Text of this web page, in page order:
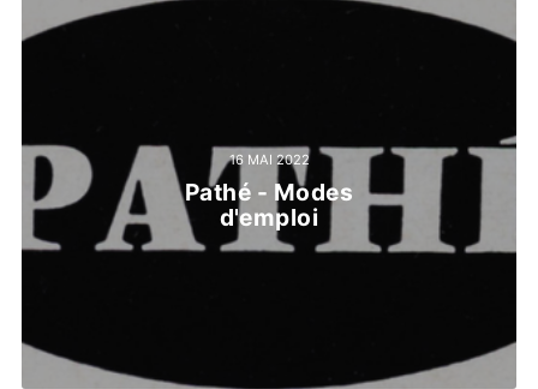
16 MAI 2022
Pathé - Modes
d'emploi